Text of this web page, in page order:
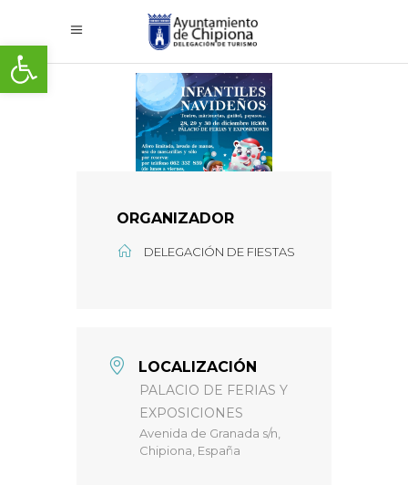
Abrir barra de herramientas
ORGANIZADOR
DELEGACIÓN DE FIESTAS
LOCALIZACIÓN
PALACIO DE FERIAS Y
EXPOSICIONES
Avenida de Granada s/n,
Chipiona, España